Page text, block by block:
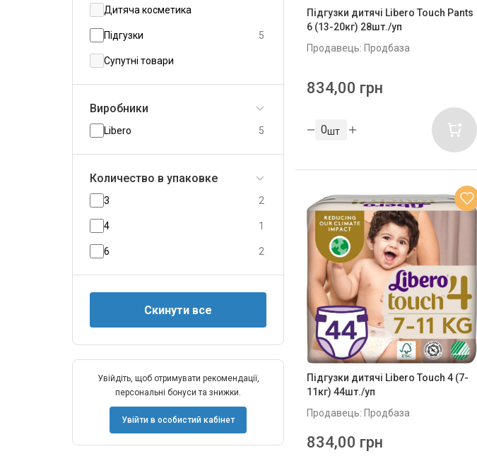
Дитяча косметика
Підгузки 5
Супутні товари
Виробники
Libero 5
Количество в упаковке
3 2
4 1
6 2
Увійдіть, щоб отримувати рекомендації,
персональні бонуси та знижки.
Увійти в особистий кабінет
Підгузки дитячі Libero Touch Pants
6 (13-20кг) 28шт./уп
Продавець: Продбаза
834,00 грн
шт
Підгузки дитячі Libero Touch 4 (7-
11кг) 44шт./уп
Продавець: Продбаза
834,00 грн